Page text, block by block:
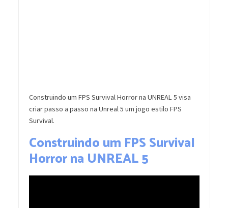
Construindo um FPS Survival Horror na UNREAL 5 visa
criar passo a passo na Unreal 5 um jogo estilo FPS
Survival.
Construindo um FPS Survival
Horror na UNREAL 5